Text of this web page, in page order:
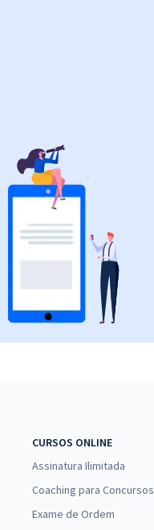
CURSOS ONLINE
Assinatura Ilimitada
Coaching para Concursos
Exame de Ordem